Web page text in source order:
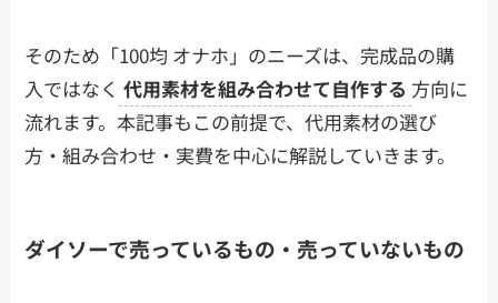
そのため「100均 オナホ」のニーズは、完成品の購
入ではなく 代用素材を組み合わせて自作する 方向に
流れます。本記事もこの前提で、代用素材の選び
方・組み合わせ・実費を中心に解説していきます。
ダイソーで売っているもの・売っていないもの